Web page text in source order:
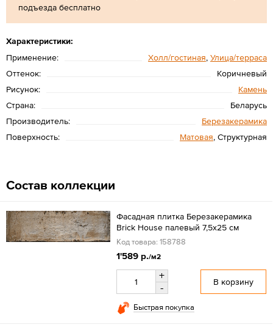
подъезда бесплатно
Характеристики:
Применение:
Холл/гостиная, Улица/терраса
Оттенок:
Коричневый
Рисунок:
Камень
Страна:
Беларусь
Производитель:
Березакерамика
Поверхность:
Матовая, Структурная
Состав коллекции
Фасадная плитка Березакерамика
Brick House палевый 7,5х25 см
Код товара: 158788
1'589 р./м2
+
-
В корзину
Быстрая покупка